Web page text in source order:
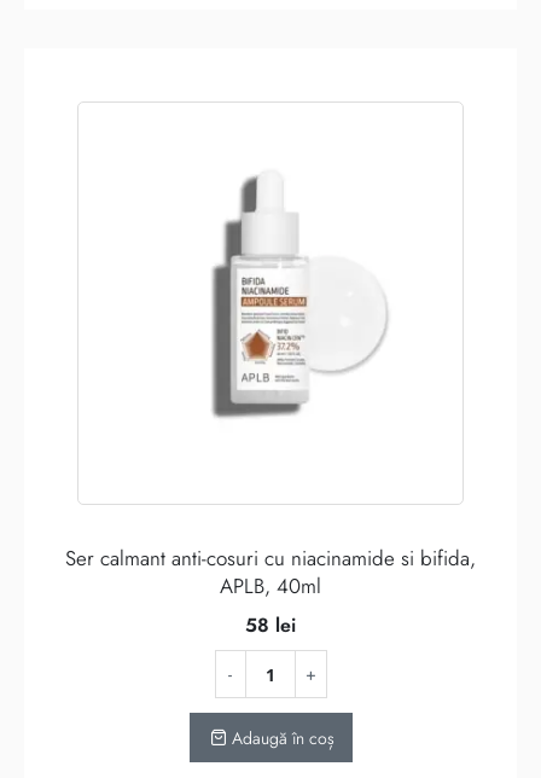
Ser calmant anti-cosuri cu niacinamide si bifida,
APLB, 40ml
58 lei
Adaugă în coș